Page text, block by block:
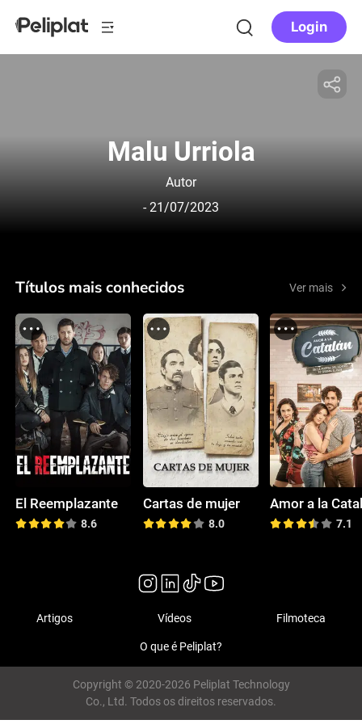
Login
Malu Urriola
Autor
- 21/07/2023
Títulos mais conhecidos Ver mais
El Reemplazante
8.6
Cartas de mujer
8.0
Amor a la
7.1
Artigos Vídeos Filmoteca
O que é Peliplat?
Copyright © 2020-2026 Peliplat Technology
Co., Ltd. Todos os direitos reservados.